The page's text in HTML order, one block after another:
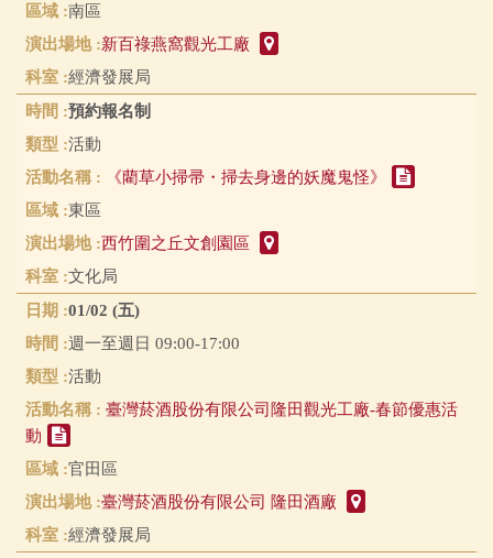
南區
新百祿燕窩觀光工廠
經濟發展局
預約報名制
活動
《藺草小掃帚・掃去身邊的妖魔鬼怪》
東區
西竹圍之丘文創園區
文化局
01/02 (五)
週一至週日 09:00-17:00
活動
臺灣菸酒股份有限公司隆田觀光工廠-春節優惠活
動
官田區
臺灣菸酒股份有限公司 隆田酒廠
經濟發展局